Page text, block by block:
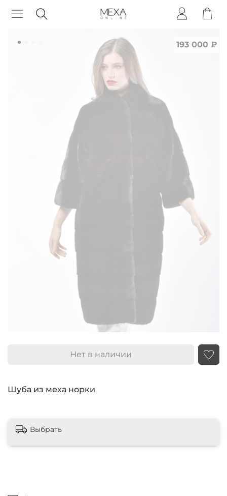
Шуба из меха норки
193 000 ₽
Нет в наличии
Выбрать